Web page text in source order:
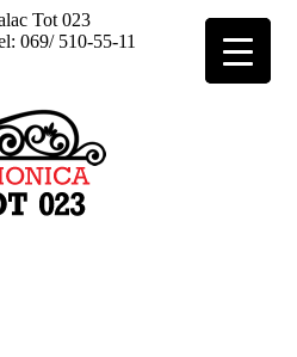
Tot 023
069/ 510-55-11